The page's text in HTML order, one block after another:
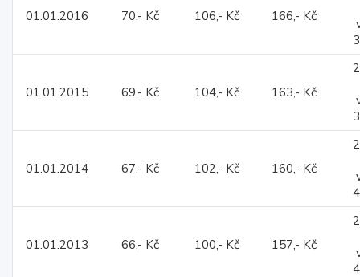
01.01.2016 70,- Kč 106,- Kč 166,- Kč
01.01.2015 69,- Kč 104,- Kč 163,- Kč
01.01.2014 67,- Kč 102,- Kč 160,- Kč
01.01.2013 66,- Kč 100,- Kč 157,- Kč